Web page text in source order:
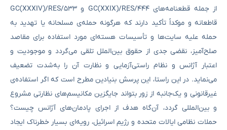
از جمله قطعنامه‌های GC(XXIX)/RES/444 و GC(XXXIV)/RES/533
قاطعانه و موکداً تأکید دارند که هرگونه حمله‌ی مسلحانه یا تهدید به
حمله علیه سایت‌ها و تأسیسات هسته‌ای مورد استفاده برای مقاصد
صلح‌آمیز، نقضی جدی از حقوق بین‌الملل تلقی می‌گردد و موجودیت و
اعتبار آژانس و نظام راستی‌آزمایی و نظارت آن را به‌شدت تضعیف
می‌نماید. در این راستا، این پرسش بنیادین مطرح است که اگر استفاده‌ی
غیرقانونی و یک‌جانبه از زور بتواند جایگزین مکانیسم‌های نظارتی مشروع
و بین‌المللی گردد، آن‌گاه هدف از اجرای پادمان‌های آژانس چیست؟
حملات نظامی ایالات متحده و رژیم اسرائیل، رویه‌ای بسیار خطرناک ایجاد